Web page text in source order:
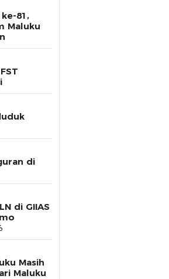
81,
Maluku
di
di GIIAS
Masih
Maluku